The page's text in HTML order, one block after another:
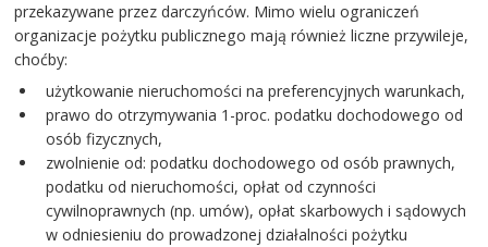
przekazywane przez darczyńców. Mimo wielu ograniczeń
organizacje pożytku publicznego mają również liczne przywileje,
choćby:
użytkowanie nieruchomości na preferencyjnych warunkach,
prawo do otrzymywania 1-proc. podatku dochodowego od
osób fizycznych,
zwolnienie od: podatku dochodowego od osób prawnych,
podatku od nieruchomości, opłat od czynności
cywilnoprawnych (np. umów), opłat skarbowych i sądowych
w odniesieniu do prowadzonej działalności pożytku